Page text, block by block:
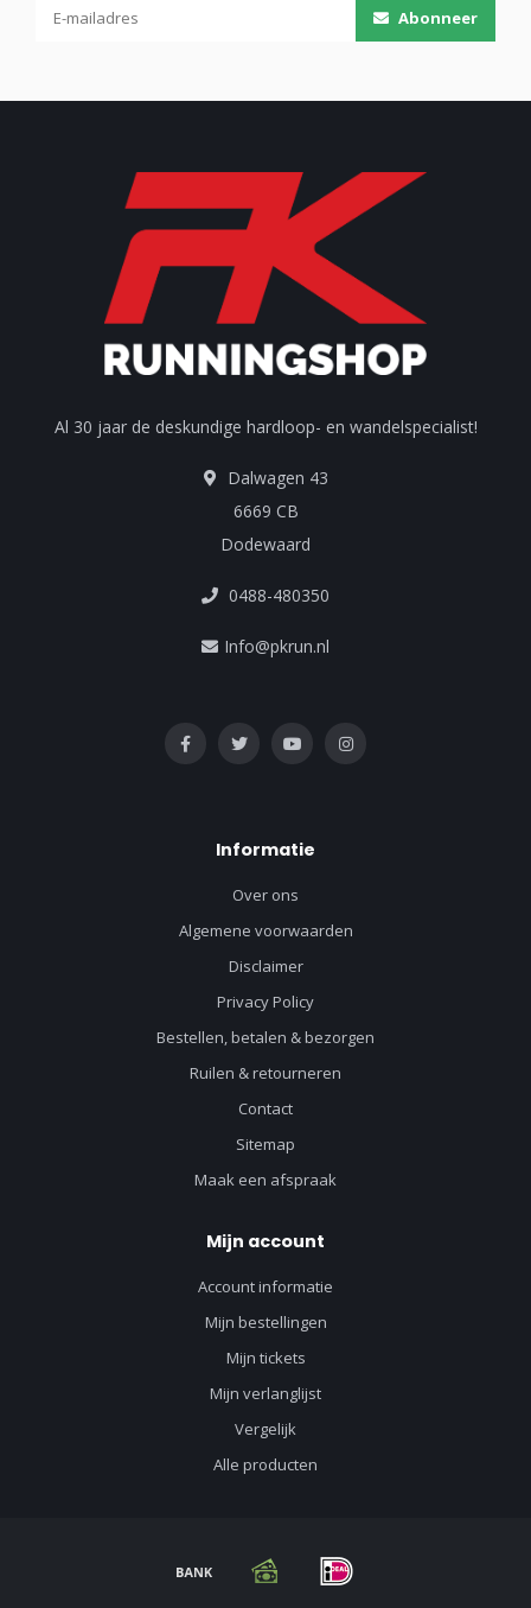
Abonneer
Al 30 jaar de deskundige hardloop- en wandelspecialist!
Dalwagen 43
6669 CB
Dodewaard
0488-480350
Info@pkrun.nl
Informatie
Over ons
Algemene voorwaarden
Disclaimer
Privacy Policy
Bestellen, betalen & bezorgen
Ruilen & retourneren
Contact
Sitemap
Maak een afspraak
Mijn account
Account informatie
Mijn bestellingen
Mijn tickets
Mijn verlanglijst
Vergelijk
Alle producten